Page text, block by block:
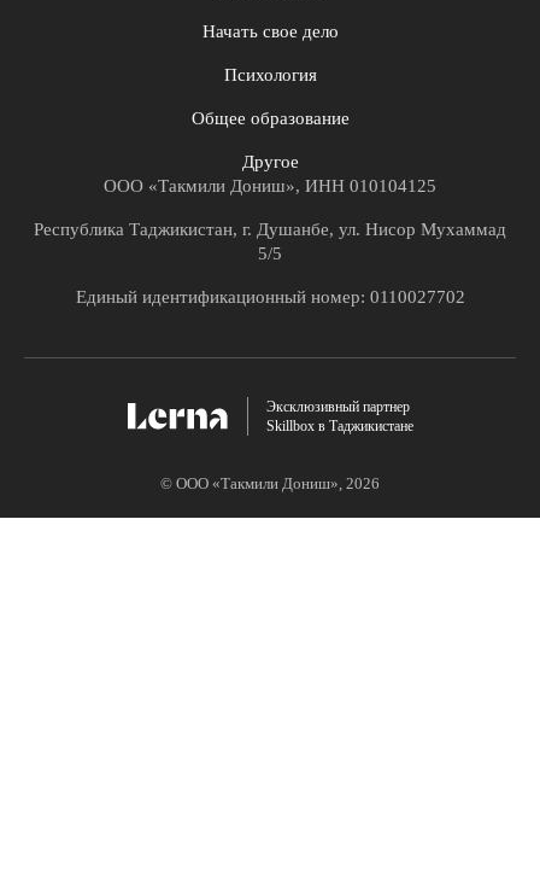
Начать свое дело
Психология
Общее образование
Другое
ООО «Такмили Дониш», ИНН 010104125
Республика Таджикистан, г. Душанбе, ул. Нисор Мухаммад
5/5
Единый идентификационный номер: 0110027702
Эксклюзивный партнер
Skillbox в Таджикистане
© ООО «Такмили Дониш», 2026